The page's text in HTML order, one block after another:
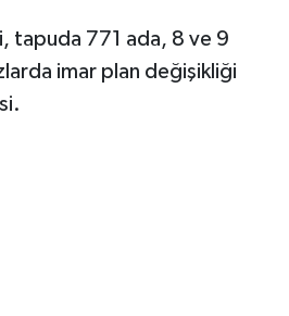
tapuda 771 ada, 8 ve 9
imar plan değişikliği